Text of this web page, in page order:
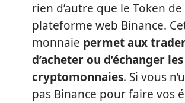
rien d’autre que le Token de
plateforme web Binance.
monnaie permet aux
d’acheter ou d’échanger les
cryptomonnaies. Si vous
pas Binance pour faire vos